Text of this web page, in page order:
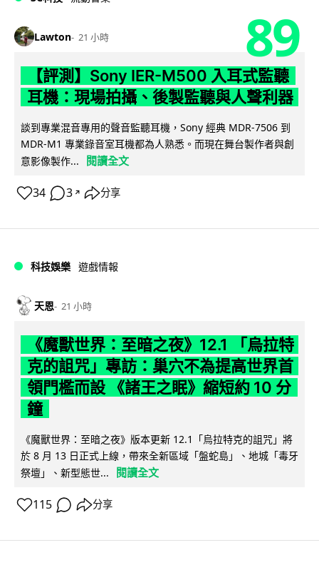
Lawton 21 小時 89
【評測】Sony IER-M500 入耳式監聽
耳機：現場拍攝、後製監聽與人聲利器
談到專業混音專用的聲音監聽耳機，Sony 經典 MDR-7506 到
MDR-M1 專業錄音室耳機都為人熟悉。而現在舞台製作者與創
意影像製作...
閱讀全文
34 3 ↗ 分享
科技娛樂 遊戲情報
天恩 21 小時
《魔獸世界：至暗之夜》12.1 「烏拉特
克的詛咒」專訪：巢穴不為提高世界首
領門檻而設 《諸王之眠》縮短約 10 分
鐘
《魔獸世界：至暗之夜》版本更新 12.1「烏拉特克的詛咒」將
於 8 月 13 日正式上線，帶來全新區域「盤蛇島」、地城「毒牙
祭壇」、新型態世...
閱讀全文
115 分享